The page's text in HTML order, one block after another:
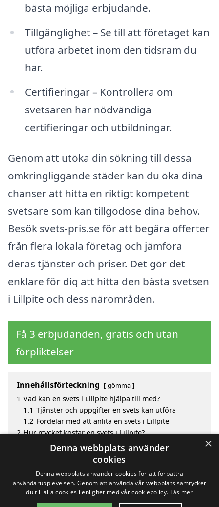
bästa möjliga erbjudande.
Tillgänglighet – Se till att företaget kan
utföra arbetet inom den tidsram du
har.
Certifieringar – Kontrollera om
svetsaren har nödvändiga
certifieringar och utbildningar.
Genom att utöka din sökning till dessa
omkringliggande städer kan du öka dina
chanser att hitta en riktigt kompetent
svetsare som kan tillgodose dina behov.
Besök svets-pris.se för att begära offerter
från flera lokala företag och jämföra
deras tjänster och priser. Det gör det
enklare för dig att hitta den bästa svetsen
i Lillpite och dess närområden.
Få 3 erbjudanden, gratis och utan
förpliktelser
Innehållsförteckning gömma
1 Vad kan en svets i Lillpite hjälpa till med?
1.1 Tjänster och uppgifter en svets kan utföra
1.2 Fördelar med att anlita en svets i Lillpite
2 Hur mycket kostar en svets i Lillpite?
Fördelar med att välja svets i Lillpite
Sök efter en skicklig svets i de omgivande städerna
×
Denna webbplats använder
cookies
Denna webbplats använder cookies för att förbättra
användarupplevelsen. Genom att använda vår webbplats samtycker
du till alla cookies i enlighet med vår cookiepolicy. Läs mer